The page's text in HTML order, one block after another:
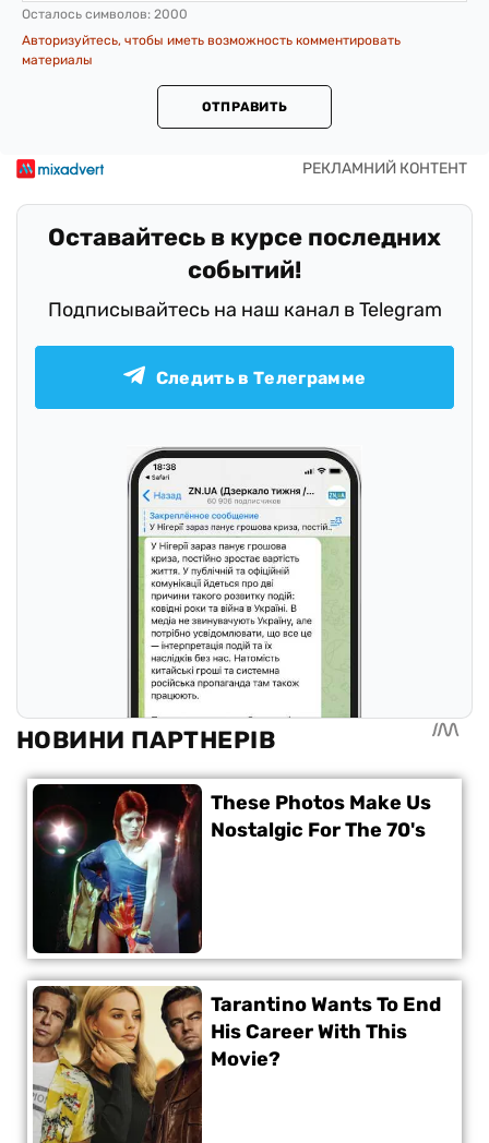
Осталось символов: 2000
Авторизуйтесь, чтобы иметь возможность комментировать
материалы
ОТПРАВИТЬ
Оставайтесь в курсе последних
событий!
Подписывайтесь на наш канал в Telegram
Следить в Телеграмме